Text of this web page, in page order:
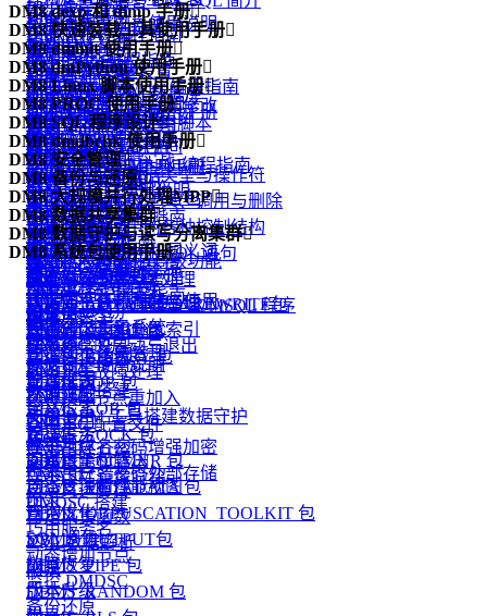
数据库配置工具使用说明
注意事项
DM 内存结构
管理 DM 线程
DM 系统管理员
创建和配置 DM 数据库
启动和关闭数据库
管理模式对象的空间
管理表
管理索引
管理触发器
管理视图、序列和同义词
模式对象的常规管理
数据库布局和存储管理
管理分区表和分区索引
管理列存储表
管理堆表
全文检索
管理事务
问题跟踪和解决
动态管理和性能视图
查询优化
SQL 调优
故障恢复
版本升级
DPI 编程指南
DM ODBC 编程指南
DM JDBC 编程指南
.NET Data Provider 编程指南
DM PHP 编程指南
DM FLDR 编程指南
DM DEXP/DIMP JNI编程指南
Logmnr 接口使用说明
DM Node.js 编程指南
DM Go 编程指南
DM XA 编程指南
DM R2DBC编程指南
附录
手册中的示例说明
数据定义语句
数据查询语句
数据的插入、删除和修改
视图
物化视图
函数
一致性和并发性
外部函数
包
类类型
自定义类型
触发器
同义词
外部链接
闪回
JSON
高级日志
自定义运算符
自定义集函数
XML数据解析
附录
功能简介
DIsql 入门
DIsql 环境变量设置
DIsql 常用命令
如何在 DIsql 中使用脚本
DM8 dexp 和 dimp 手册
功能简介
dexp 逻辑导出
dimp 逻辑导入
dexp 和 dimp 应用实例
升级和降级
DM8 快速装载工具使用手册
概述
dmfldr 入门
dmfldr 实战
dmldrp和dmldrc入门
dmldrp和dmldrc实战
DM8 dminit 使用手册
功能简介
使用 dminit
查看 dminit 参数
dminit 参数详解
dminit 高级主题
DM8 dmPython 使用手册
dmPython 简介
dmPython 安装
dmPython 接口详解
dmDjango 驱动
dmSQLAlchemy 方言包
DBUtils 包
dmAsync 包
dmPython_pool 包
DM8 Linux 脚本使用手册
DM8 Linux 脚本使用手册
DM8 PROC 使用手册
概述
预编译概念
嵌入式程序的组成
Oracle 兼容
DB2 兼容
DM 嵌入式 SQL 高级功能
PRO*C 程序实例
附录
DM8 SQL 程序设计
概述
DMSQL 程序数据类型与操作符
DMSQL 程序的定义、调用与删除
DMSQL 程序中的各种控制结构
DMSQL 程序中的 SQL 语句
DMSQL 程序异常处理
基于 C、JAVA 语法的 DMSQL 程序
DMSQL 程序调试
DM8 dmdbchk 使用手册
DM8 dmdbchk 使用手册
DM8 安全管理
概述
用户标识与鉴别
自主访问控制
强制访问控制
审计
通信加密
存储加密
加密引擎
资源限制
客体重用
登录用户名密码增强加密
登录用户名密码外部存储
附录
DM8 备份与还原
备份还原简介
备份还原原理
备份还原实战
DM8 大规模并行处理MPP
引言
概述
基本概念与原理
DM MPP 环境搭建与使用
DM MPP 主备系统
DM MPP 系统管理
动态视图
DM8 数据共享集群
DMDSC 概述
DMDSC 使用的环境
DMDSC 关键技术
DMCSS 介绍
DMDSC 的启动与退出
DMDSC 故障处理
DMDSC 节点重加入
DMDSC 配置文件
DMASM 介绍
DMASM 镜像介绍
DMDSC 搭建
巧用服务名
动态增加节点
监控 DMDSC
备份还原
DM8 数据守护与读写分离集群
概述
守护进程
监视器
配置文件说明
数据守护使用说明
数据守护搭建
利用 DEM 工具搭建数据守护
版本升级
附录
DM8 系统包使用手册
概述
DBMS_ADVANCED_REWRITE包
DBMS_ALERT 包
DBMS_BINARY 包
DBMS_JOB 包
DBMS_LOB 包
DBMS_LOCK 包
DBMS_LOGMNR 包
DBMS_METADATA 包
DBMS_OBFUSCATION_TOOLKIT 包
DBMS_OUTPUT包
DBMS_PIPE 包
DBMS_RANDOM 包